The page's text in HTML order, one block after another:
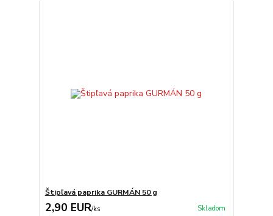
Štipľavá paprika GURMÁN 50 g
2,90 EUR/ks Skladom